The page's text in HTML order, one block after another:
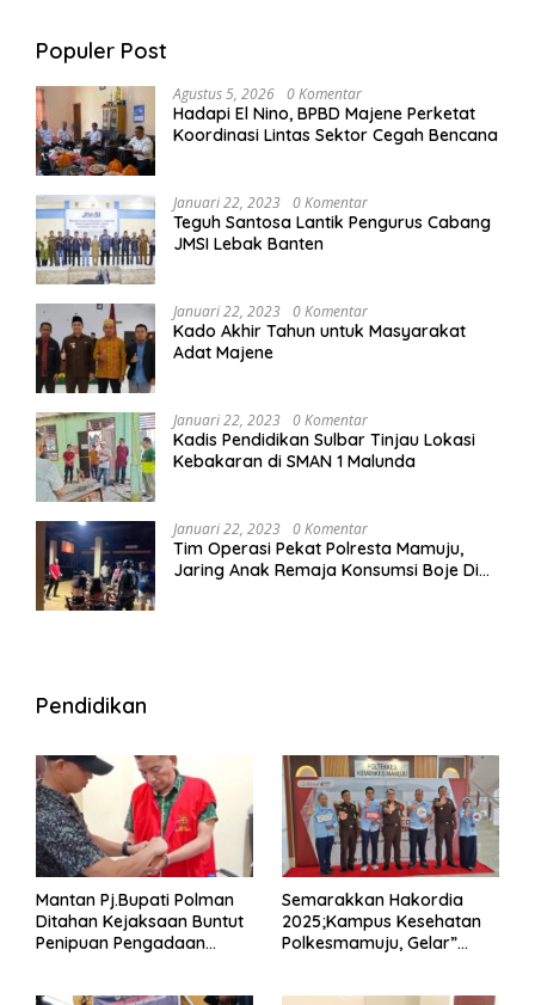
Populer Post
Agustus 5, 2026 0 Komentar
Hadapi El Nino, BPBD Majene Perketat
Koordinasi Lintas Sektor Cegah Bencana
Januari 22, 2023 0 Komentar
Teguh Santosa Lantik Pengurus Cabang
JMSI Lebak Banten
Januari 22, 2023 0 Komentar
Kado Akhir Tahun untuk Masyarakat
Adat Majene
Januari 22, 2023 0 Komentar
Kadis Pendidikan Sulbar Tinjau Lokasi
Kebakaran di SMAN 1 Malunda
Januari 22, 2023 0 Komentar
Tim Operasi Pekat Polresta Mamuju,
Jaring Anak Remaja Konsumsi Boje Di
Pendidikan
Mantan Pj.Bupati Polman
Ditahan Kejaksaan Buntut
Penipuan Pengadaan
Semarakkan Hakordia
2025;Kampus Kesehatan
Polkesmamuju, Gelar”